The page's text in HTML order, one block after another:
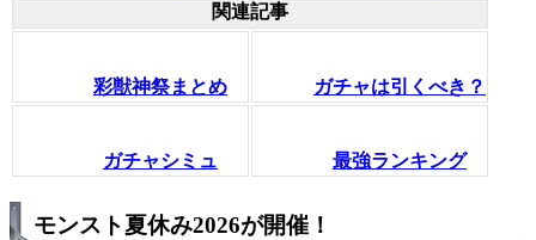
関連記事
彩獣神祭まとめ ガチャは引くべき？
ガチャシミュ 最強ランキング
モンスト夏休み2026が開催！